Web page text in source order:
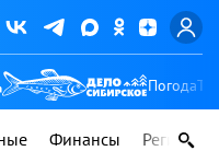
Погода
Финансы Регионы